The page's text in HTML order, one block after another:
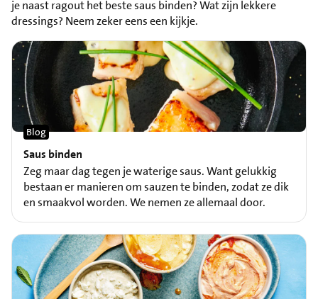
je naast ragout het beste saus binden? Wat zijn lekkere
dressings? Neem zeker eens een kijkje.
Saus binden
Blog
Zeg maar dag tegen je waterige saus. Want gelukkig
bestaan er manieren om sauzen te binden, zodat ze dik
en smaakvol worden. We nemen ze allemaal door.